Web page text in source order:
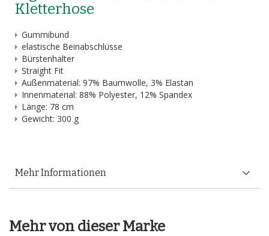
Kletterhose
Gummibund
elastische Beinabschlüsse
Bürstenhalter
Straight Fit
Außenmaterial: 97% Baumwolle, 3% Elastan
Innenmaterial: 88% Polyester, 12% Spandex
Länge: 78 cm
Gewicht: 300 g
Mehr Informationen
Mehr von dieser Marke